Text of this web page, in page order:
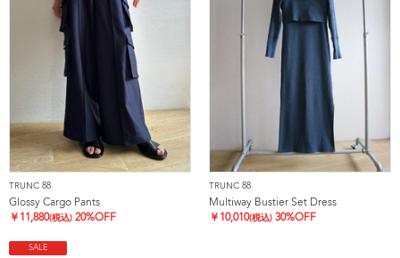
TRUNC 88
Glossy Cargo Pants
￥ 11,880(税込) 20%OFF
TRUNC 88
Multiway Bustier Set Dress
￥ 10,010(税込) 30%OFF
SALE